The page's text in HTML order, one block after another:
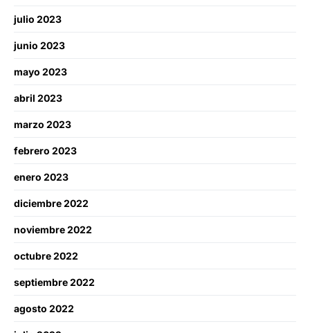
julio 2023
junio 2023
mayo 2023
abril 2023
marzo 2023
febrero 2023
enero 2023
diciembre 2022
noviembre 2022
octubre 2022
septiembre 2022
agosto 2022